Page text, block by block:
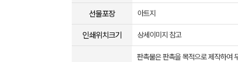
선물포장 아트지
인쇄위치크기 상세이미지 참고
판촉물은 판촉을 목적으로 제작하여